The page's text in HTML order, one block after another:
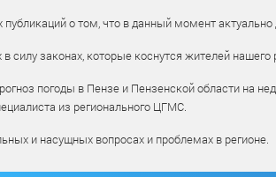
о том, что в данный момент актуально
законах, которые коснутся жителей нашего
погоды в Пензе и Пензенской области на
из регионального ЦГМС.
и насущных вопросах и проблемах в регионе.